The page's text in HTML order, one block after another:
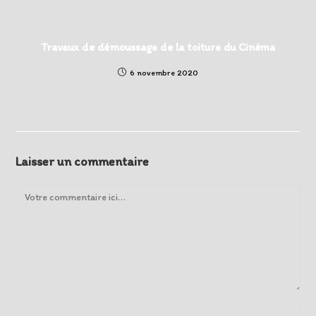
Travaux de démoussage de la toiture du Cinéma
6 novembre 2020
Laisser un commentaire
Comment